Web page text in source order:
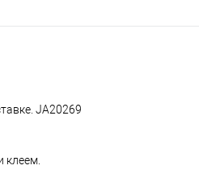
JA20269
клеем.